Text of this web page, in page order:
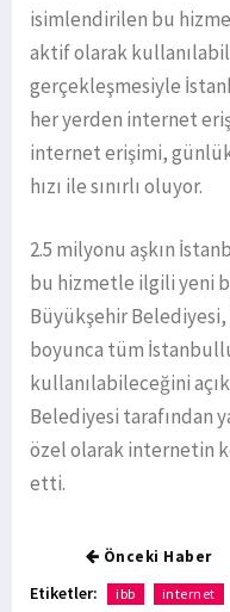
isimlendirilen bu
aktif olarak
gerçekleşmesiyle
her yerden internet
internet erişimi,
hızı ile sınırlı oluyor.
2.5 milyonu aşkın
bu hizmetle ilgili yeni
Büyükşehir Belediyesi,
boyunca tüm
kullanılabileceğini
Belediyesi tarafından
özel olarak internetin
etti.
Önceki Haber
Etiketler: ibb internet